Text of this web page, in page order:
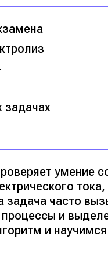
задачах
умение
тока,
задача часто
и
и